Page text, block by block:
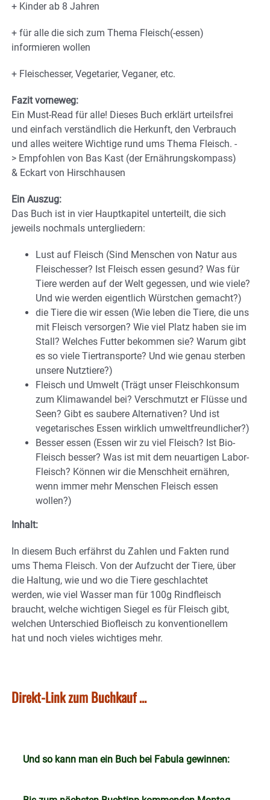
+ Kinder ab 8 Jahren
+ für alle die sich zum Thema Fleisch(-essen)
informieren wollen
+ Fleischesser, Vegetarier, Veganer, etc.
Fazit vorneweg:
Ein Must-Read für alle! Dieses Buch erklärt urteilsfrei
und einfach verständlich die Herkunft, den Verbrauch
und alles weitere Wichtige rund ums Thema Fleisch. -
> Empfohlen von Bas Kast (der Ernährungskompass)
& Eckart von Hirschhausen
Ein Auszug:
Das Buch ist in vier Hauptkapitel unterteilt, die sich
jeweils nochmals untergliedern:
Lust auf Fleisch (Sind Menschen von Natur aus
Fleischesser? Ist Fleisch essen gesund? Was für
Tiere werden auf der Welt gegessen, und wie viele?
Und wie werden eigentlich Würstchen gemacht?)
die Tiere die wir essen (Wie leben die Tiere, die uns
mit Fleisch versorgen? Wie viel Platz haben sie im
Stall? Welches Futter bekommen sie? Warum gibt
es so viele Tiertransporte? Und wie genau sterben
unsere Nutztiere?)
Fleisch und Umwelt (Trägt unser Fleischkonsum
zum Klimawandel bei? Verschmutzt er Flüsse und
Seen? Gibt es saubere Alternativen? Und ist
vegetarisches Essen wirklich umweltfreundlicher?)
Besser essen (Essen wir zu viel Fleisch? Ist Bio-
Fleisch besser? Was ist mit dem neuartigen Labor-
Fleisch? Können wir die Menschheit ernähren,
wenn immer mehr Menschen Fleisch essen
wollen?)
Inhalt:
In diesem Buch erfährst du Zahlen und Fakten rund
ums Thema Fleisch. Von der Aufzucht der Tiere, über
die Haltung, wie und wo die Tiere geschlachtet
werden, wie viel Wasser man für 100g Rindfleisch
braucht, welche wichtigen Siegel es für Fleisch gibt,
welchen Unterschied Biofleisch zu konventionellem
hat und noch vieles wichtiges mehr.
Direkt-Link zum Buchkauf …
Und so kann man ein Buch bei Fabula gewinnen: